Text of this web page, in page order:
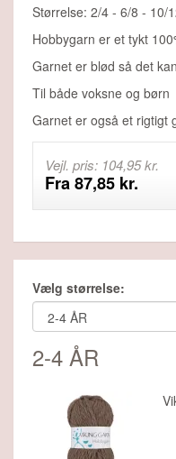
Størrelse: 2/4 - 6/8 - 10/
Hobbygarn er et tykt
Garnet er blød så det
Til både voksne og børn
Garnet er også et rigtigt
Vejl. pris: 104,95 kr.
Fra 87,85 kr.
Vælg størrelse:
2-4 ÅR